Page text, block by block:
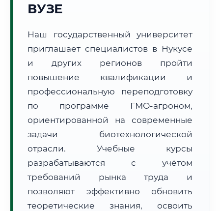
📍 Региональная справка
Почтовые индексы:
230100–230120
Часовой пояс:
UTC+5
Формат учебы:
Дистанционно
🗺️ Зона обслуживания: г. Нукус
Расчет логистики оригиналов:
• Маршрут транзита:~2 191 км
• Экспресс-доставка СДЭК / Почтой: 3–5 рабочих дней
ВУЗЕ
Наш государственный университет
приглашает специалистов в Нукусе
и других регионов пройти
повышение квалификации и
профессиональную переподготовку
по программе ГМО-агроном,
ориентированной на современные
задачи биотехнологической
отрасли. Учебные курсы
разрабатываются с учётом
требований рынка труда и
позволяют эффективно обновить
теоретические знания, освоить